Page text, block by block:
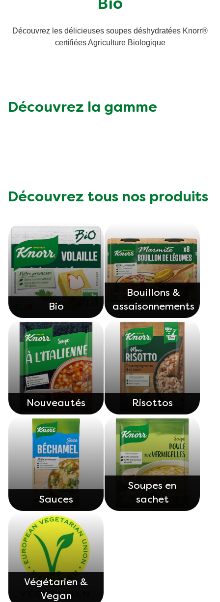
Trucs et Astuces
Bio
Découvrez les délicieuses soupes déshydratées Knorr®
certifiées Agriculture Biologique
Découvrez la gamme
Découvrez tous nos produits
Bio
Bouillons &
assaisonnements
Nouveautés Risottos
Sauces
Soupes en
sachet
Végétarien &
Vegan